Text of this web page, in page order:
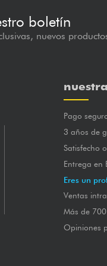
boletín
nuevos
Pago
3 años de
Satisfecho
Entrega en
Eres un
Ventas
Más de
Opiniones